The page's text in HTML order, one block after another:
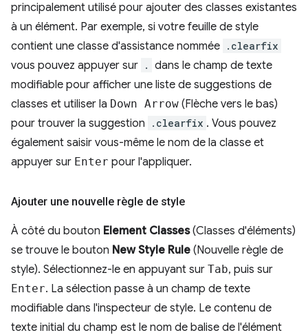
principalement utilisé pour ajouter des classes existantes
à un élément. Par exemple, si votre feuille de style
contient une classe d'assistance nommée .clearfix
vous pouvez appuyer sur . dans le champ de texte
modifiable pour afficher une liste de suggestions de
classes et utiliser la Down Arrow (Flèche vers le bas)
pour trouver la suggestion
.clearfix . Vous pouvez
également saisir vous-même le nom de la classe et
appuyer sur Enter pour l'appliquer.
Ajouter une nouvelle règle de style
À côté du bouton Element Classes(Classes d'éléments)
se trouve le bouton New Style Rule (Nouvelle règle de
style). Sélectionnez-le en appuyant sur Tab, puis sur
Enter. La sélection passe à un champ de texte
modifiable dans l'inspecteur de style. Le contenu de
texte initial du champ est le nom de balise de l'élément